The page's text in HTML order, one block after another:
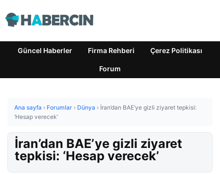
Güncel Haberler Firma Rehberi Çerez Politikası
Forum
Ana sayfa › Forumlar › Dünya › İran’dan BAE’ye gizli ziyaret tepkisi:
‘Hesap verecek’
İran’dan BAE’ye gizli ziyaret
tepkisi: ‘Hesap verecek’